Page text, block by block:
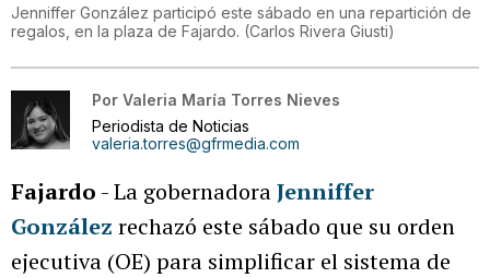
Jenniffer González participó este sábado en una repartición de
regalos, en la plaza de Fajardo. (Carlos Rivera Giusti)
Por Valeria María Torres Nieves
Periodista de Noticias
valeria.torres@gfrmedia.com
Fajardo - La gobernadoraJenniffer
González rechazó este sábado que su orden
ejecutiva (OE) para simplificar el sistema de